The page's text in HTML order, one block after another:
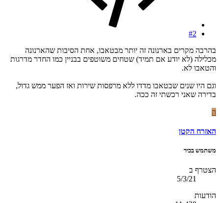
#2
בהרבה מקרים בארנונה זה יותר מבטאבו, אחת הסיבות שהארנונה
מכלילה (לא יודע אם תמיד) שטחים משוטפים בבניין כמו החדר מדרגות
והטאבו לא.
וגם היו שנים שבטאבו מדדו ללא מרפסות שירות ואז הפער ממש גדול,
בדירה שאני רכשתי זה ככה.
ה
האזרח הקטן
משתמש בכיר
הצטרף ב
5/3/21
הודעות